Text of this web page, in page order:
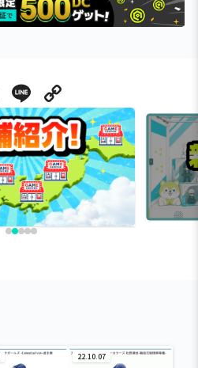
X Line
22.10.07